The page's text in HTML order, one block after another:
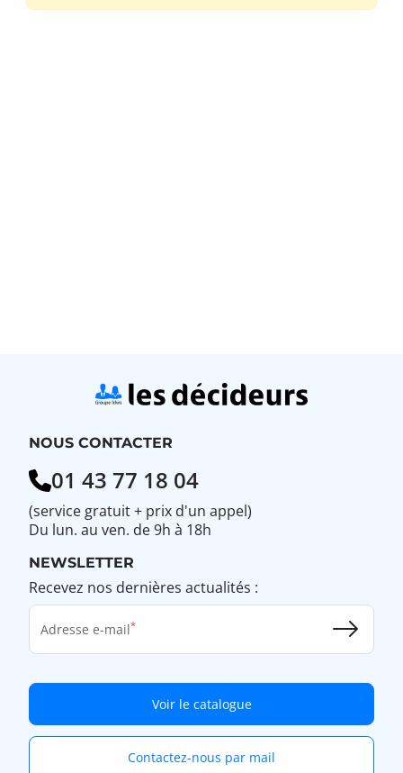
NOUS CONTACTER
01 43 77 18 04
(service gratuit + prix d'un appel)
Du lun. au ven. de 9h à 18h
NEWSLETTER
Recevez nos dernières actualités :
Adresse e-mail
Voir le catalogue
Contactez-nous par mail